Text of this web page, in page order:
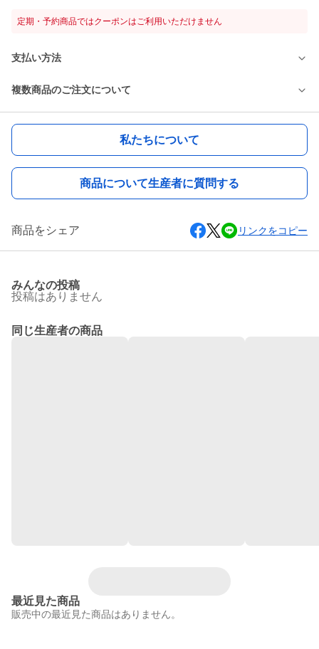
定期・予約商品ではクーポンはご利用いただけません
支払い方法
複数商品のご注文について
私たちについて
商品について生産者に質問する
商品をシェア リンクをコピー
みんなの投稿
投稿はありません
同じ生産者の商品
最近見た商品
販売中の最近見た商品はありません。